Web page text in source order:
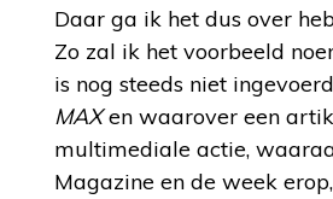
Daar ga ik het dus over
Zo zal ik het voorbeeld
is nog steeds niet
MAXen waarover een
multimediale actie,
Magazine en de week